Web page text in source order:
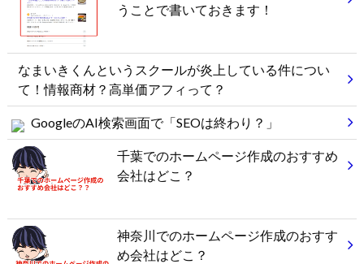
うことで書いておきます！
なまいきくんというスクールが炎上している件につい
て！情報商材？高単価アフィって？
GoogleのAI検索画面で「SEOは終わり？」
千葉でのホームページ作成のおすすめ
会社はどこ？
神奈川でのホームページ作成のおすす
め会社はどこ？